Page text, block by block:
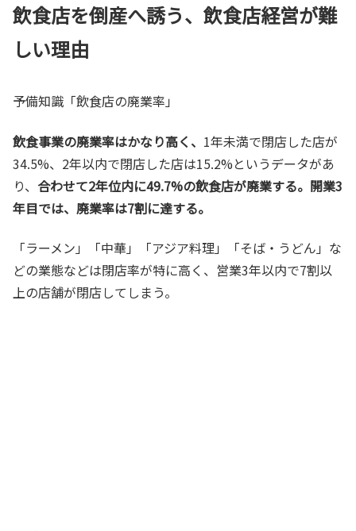
飲食店を倒産へ誘う、飲食店経営が難
しい理由
予備知識「飲食店の廃業率」
飲食事業の廃業率はかなり高く、 1年未満で閉店した店が
34.5%、2年以内で閉店した店は15.2%というデータがあ
り、 合わせて2年位内に49.7%の飲食店が廃業する。開業3
年目では、廃業率は7割に達する。
「ラーメン」「中華」「アジア料理」「そば・うどん」な
どの業態などは閉店率が特に高く、営業3年以内で7割以
上の店舗が閉店してしまう。